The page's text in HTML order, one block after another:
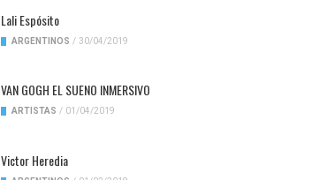
Lali Espósito
ARGENTINOS / 30/04/2019
VAN GOGH EL SUENO INMERSIVO
ARTISTAS / 01/04/2019
Victor Heredia